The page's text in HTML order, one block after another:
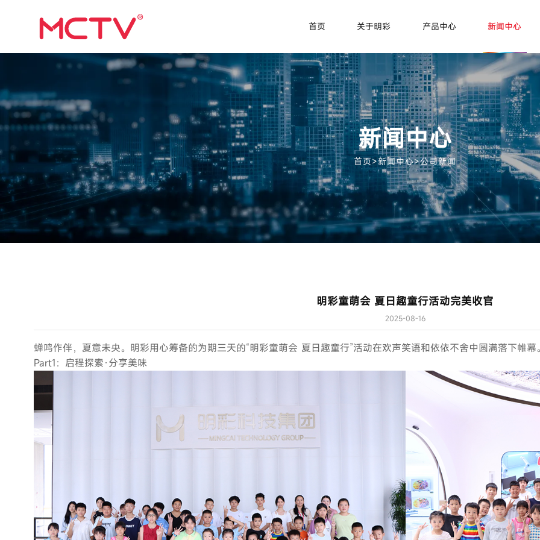
首页 关于明彩 产品中心 新闻中心
新闻中心
首页>新闻中心>公司新闻
明彩童萌会 夏日趣童行活动完美收官
2025-08-16
蝉鸣作伴，夏意未央。明彩用心筹备的为期三天的“明彩童萌会 夏日趣童行”活动在欢声笑语和依依不舍中圆满落下帷幕
Part1：启程探索·分享美味